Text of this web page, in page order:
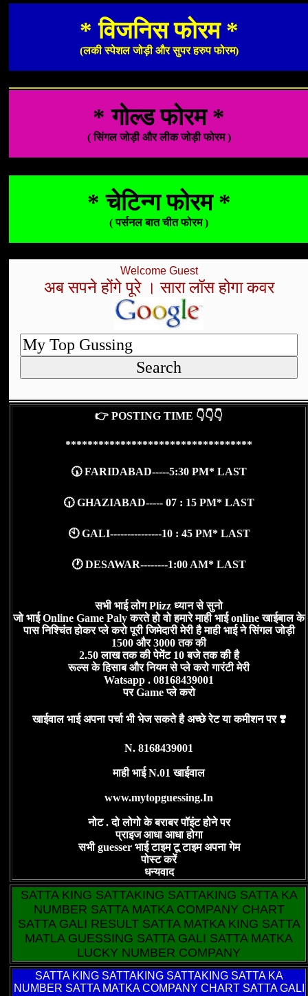
* विजनिस फोरम *
(लकी स्पेशल जोड़ी और सुपर हरुप फोरम)
* गोल्ड फोरम *
( सिंगल जोड़ी और लीक जोड़ी फोरम )
* चेटिन्ग फोरम *
( पर्सनल बात चीत फोरम )
Welcome Guest
अब सपने होंगे पूरे । सारा लॉस होगा कवर
👉 POSTING TIME 👇👇👇
**********************************
🕠 FARIDABAD-----5:30 PM* LAST
🕡 GHAZIABAD----- 07 : 15 PM* LAST
🕙 GALI---------------10 : 45 PM* LAST
🕐 DESAWAR--------1:00 AM* LAST
सभी भाई लोग Plizz ध्यान से सुनो
जो भाई Online Game Paly करते हो वो हमारे माही भाई online खाईबाल के
पास निश्चिंत होकर प्ले करो पूरी जिमेदारी मेरी है माही भाई ने सिंगल जोड़ी
1500 और 3000 तक की
2.50 लाख तक की पेमेंट 10 बजे तक की है
रूल्स के हिसाब और नियम से प्ले करो गारंटी मेरी
Watsapp . 08168439001
पर Game प्ले करो
खाईवाल भाई अपना पर्चा भी भेज सकते है अच्छे रेट या कमीशन पर ❣️
N. 8168439001
माही भाई N.01 खाईवाल
www.mytopguessing.In
नोट . दो लोगो के बराबर पॉइंट होने पर
प्राइज आधा आधा होगा
सभी guesser भाई टाइम टू टाइम अपना गेम
पोस्ट करें
धन्यवाद
SATTA KING SATTAKING SATTAKING SATTA KA
NUMBER SATTA MATKA COMPANY CHART
SATTA GALI RESULT SATTA MATKA KING SATTA
MATLA GUESSING SATTA GALI SATTA MATKA
LUCKY NUMBER COMPANY
SATTA KINGSATTAKING SATTAKING SATTA KA
NUMBER SATTA MATKA COMPANY CHART SATTA GALI